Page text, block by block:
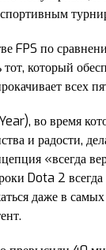
FPS по
который
всех
во время
и радости,
«всегда
Dota 2
даже в